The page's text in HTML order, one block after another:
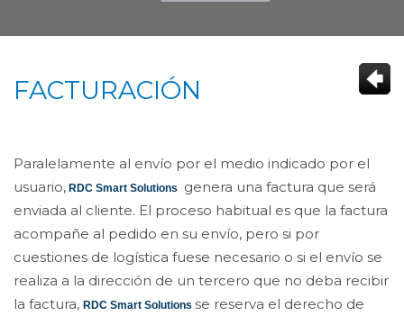
FACTURACIÓN
Paralelamente al envío por el medio indicado por el
usuario, RDC Smart Solutions
genera una factura que será
enviada al cliente. El proceso habitual es que la factura
acompañe al pedido en su envío, pero si por
cuestiones de logística fuese necesario o si el envío se
realiza a la dirección de un tercero que no deba recibir
la factura, RDC Smart Solutions se reserva el derecho de